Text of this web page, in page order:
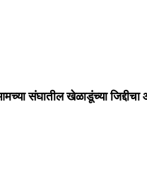
संघातील खेळाडूंच्या